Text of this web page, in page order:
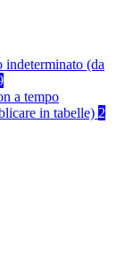
indeterminato (da
a tempo
in tabelle) 2